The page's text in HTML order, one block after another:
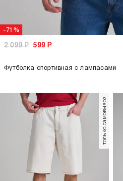
-71%
2 099Р 599 Р
Футболка спортивная с лампасами
только самовывоз